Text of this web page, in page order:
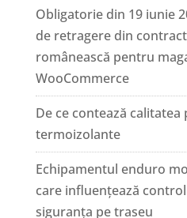
Obligatorie din 19 iunie
de retragere din
românească pentru
WooCommerce
De ce contează
termoizolante
Echipamentul enduro
care influențează
siguranța pe traseu